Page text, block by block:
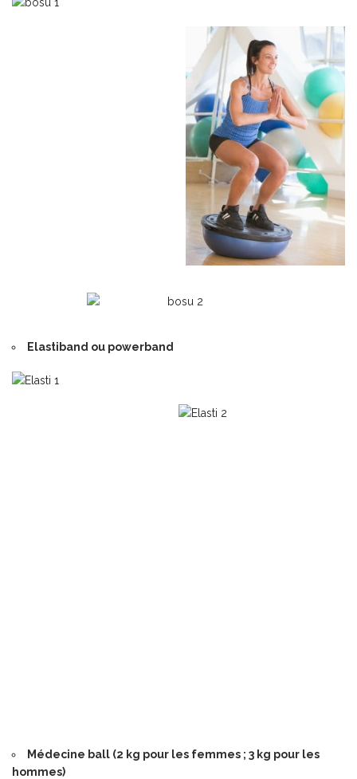
Elastiband ou powerband
Médecine ball (2 kg pour les femmes ; 3 kg pour les
hommes)